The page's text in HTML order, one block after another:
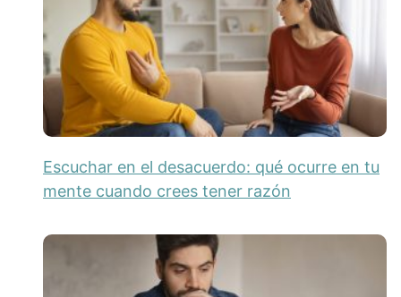
Escuchar en el desacuerdo: qué ocurre en tu
mente cuando crees tener razón